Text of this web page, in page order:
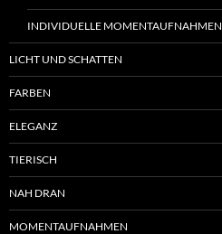
INDIVIDUELLE MOMENTAUFNAHMEN
LICHT UND SCHATTEN
FARBEN
ELEGANZ
TIERISCH
NAH DRAN
MOMENTAUFNAHMEN